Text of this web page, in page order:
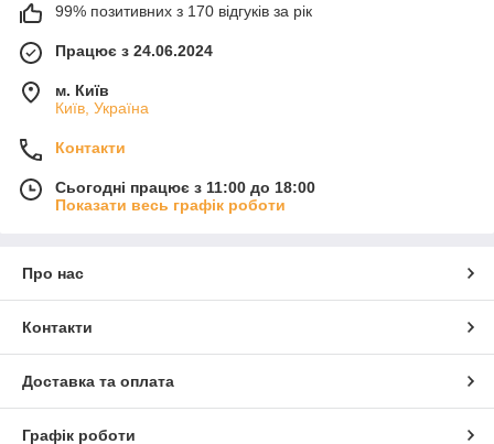
99% позитивних з 170 відгуків за рік
Працює з 24.06.2024
м. Київ
Київ, Україна
Контакти
Сьогодні працює з 11:00 до 18:00
Показати весь графік роботи
Про нас
Контакти
Доставка та оплата
Графік роботи